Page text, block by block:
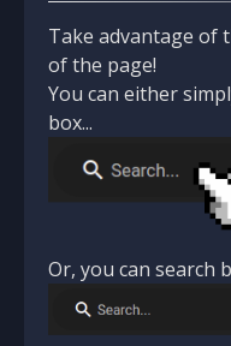
Take advantage of
of the page!
You can either
box...
Or, you can search